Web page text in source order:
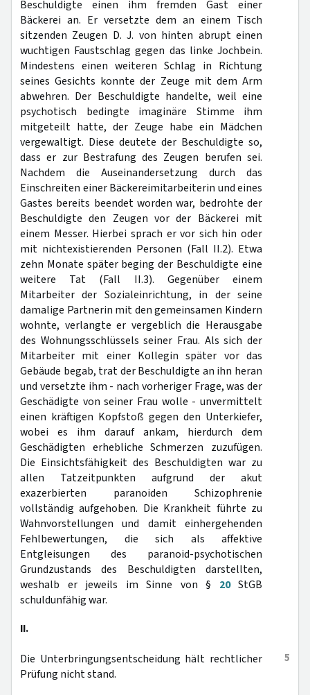
Beschuldigte einen ihm fremden Gast einer
Bäckerei an. Er versetzte dem an einem Tisch
sitzenden Zeugen D. J. von hinten abrupt einen
wuchtigen Faustschlag gegen das linke Jochbein.
Mindestens einen weiteren Schlag in Richtung
seines Gesichts konnte der Zeuge mit dem Arm
abwehren. Der Beschuldigte handelte, weil eine
psychotisch bedingte imaginäre Stimme ihm
mitgeteilt hatte, der Zeuge habe ein Mädchen
vergewaltigt. Diese deutete der Beschuldigte so,
dass er zur Bestrafung des Zeugen berufen sei.
Nachdem die Auseinandersetzung durch das
Einschreiten einer Bäckereimitarbeiterin und eines
Gastes bereits beendet worden war, bedrohte der
Beschuldigte den Zeugen vor der Bäckerei mit
einem Messer. Hierbei sprach er vor sich hin oder
mit nichtexistierenden Personen (Fall II.2). Etwa
zehn Monate später beging der Beschuldigte eine
weitere Tat (Fall II.3). Gegenüber einem
Mitarbeiter der Sozialeinrichtung, in der seine
damalige Partnerin mit den gemeinsamen Kindern
wohnte, verlangte er vergeblich die Herausgabe
des Wohnungsschlüssels seiner Frau. Als sich der
Mitarbeiter mit einer Kollegin später vor das
Gebäude begab, trat der Beschuldigte an ihn heran
und versetzte ihm - nach vorheriger Frage, was der
Geschädigte von seiner Frau wolle - unvermittelt
einen kräftigen Kopfstoß gegen den Unterkiefer,
wobei es ihm darauf ankam, hierdurch dem
Geschädigten erhebliche Schmerzen zuzufügen.
Die Einsichtsfähigkeit des Beschuldigten war zu
allen Tatzeitpunkten aufgrund der akut
exazerbierten paranoiden Schizophrenie
vollständig aufgehoben. Die Krankheit führte zu
Wahnvorstellungen und damit einhergehenden
Fehlbewertungen, die sich als affektive
Entgleisungen des paranoid-psychotischen
Grundzustands des Beschuldigten darstellten,
weshalb er jeweils im Sinne von § 20StGB
schuldunfähig war.
II.
5
Die Unterbringungsentscheidung hält rechtlicher
Prüfung nicht stand.